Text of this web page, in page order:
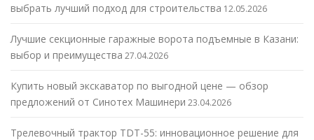
выбрать лучший подход для строительства 12.05.2026
Лучшие секционные гаражные ворота подъемные в Казани:
выбор и преимущества 27.04.2026
Купить новый экскаватор по выгодной цене — обзор
предложений от Синотех Машинери 23.04.2026
Трелевочный трактор TDT-55: инновационное решение для